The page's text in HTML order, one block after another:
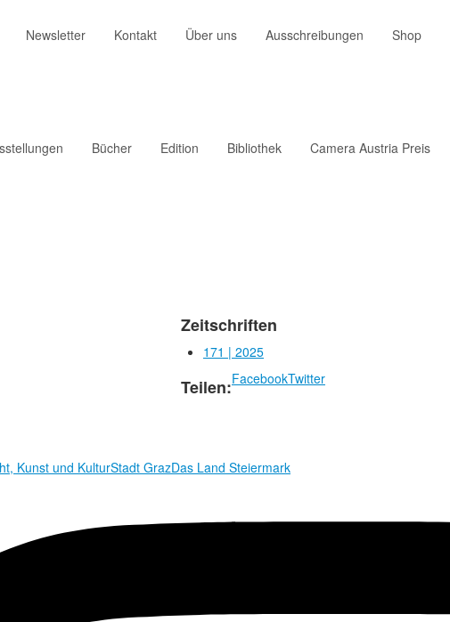
Newsletter Kontakt Über uns Ausschreibungen Shop
Bücher Edition Bibliothek Camera Austria Preis
Zeitschriften
171 | 2025
Teilen:FacebookTwitter
Kunst und KulturStadt GrazDas Land Steiermark